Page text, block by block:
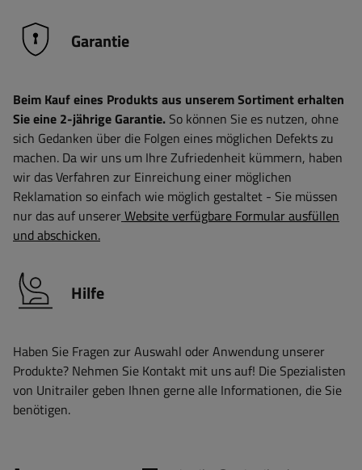
Garantie
Beim Kauf eines Produkts aus unserem Sortiment erhalten
Sie eine 2-jährige Garantie. So können Sie es nutzen, ohne
sich Gedanken über die Folgen eines möglichen Defekts zu
machen. Da wir uns um Ihre Zufriedenheit kümmern, haben
wir das Verfahren zur Einreichung einer möglichen
Reklamation so einfach wie möglich gestaltet - Sie müssen
nur das auf unsererWebsite verfügbare Formular ausfüllen
und abschicken.
Hilfe
Haben Sie Fragen zur Auswahl oder Anwendung unserer
Produkte? Nehmen Sie Kontakt mit uns auf! Die Spezialisten
von Unitrailer geben Ihnen gerne alle Informationen, die Sie
benötigen.